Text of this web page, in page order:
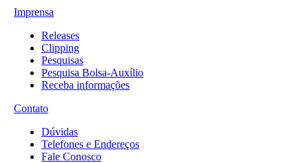
Imprensa
Releases
Clipping
Pesquisas
Pesquisa Bolsa-Auxílio
Receba informações
Contato
Dúvidas
Telefones e Endereços
Fale Conosco